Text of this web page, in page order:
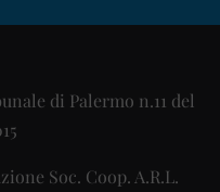
di Palermo n.11 del
Soc. Coop. A.R.L.